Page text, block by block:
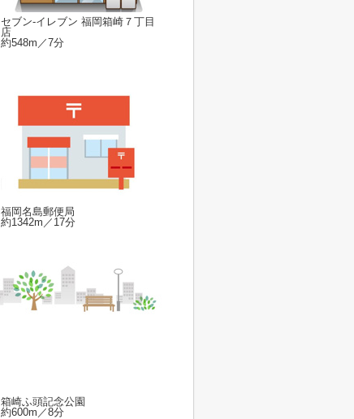
セブン‐イレブン 福岡箱崎７丁目
店
約548m／7分
福岡名島郵便局
約1342m／17分
箱崎ふ頭記念公園
約600m／8分